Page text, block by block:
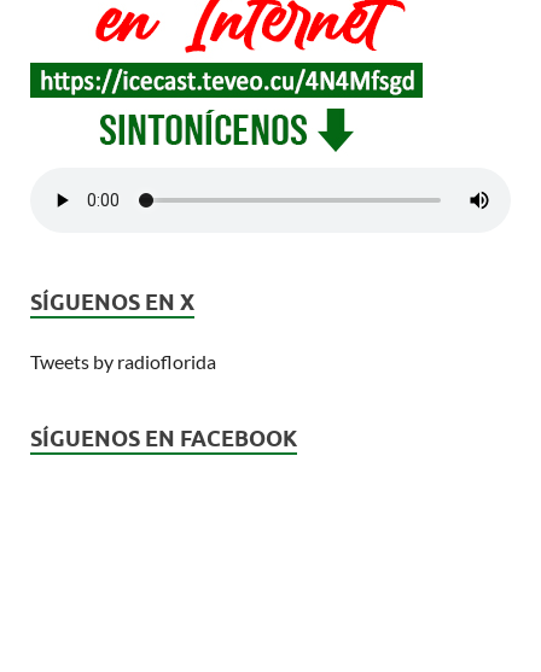
SÍGUENOS EN X
Tweets by radioflorida
SÍGUENOS EN FACEBOOK